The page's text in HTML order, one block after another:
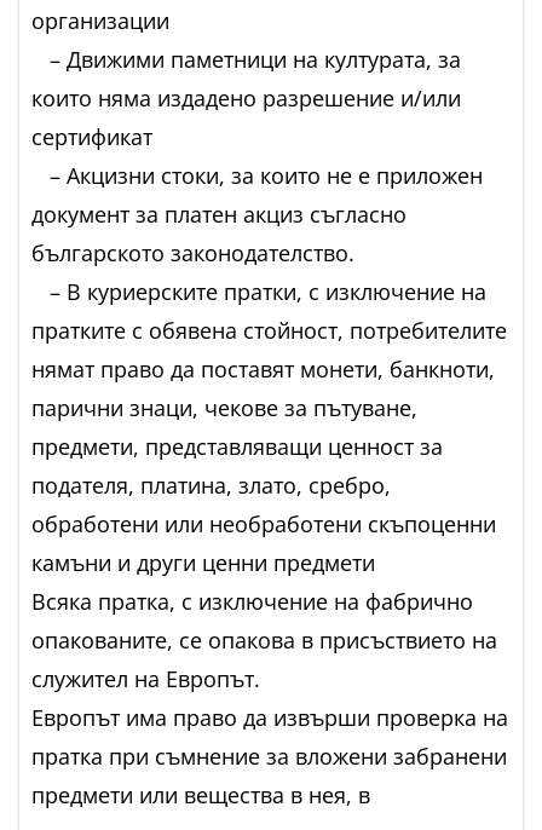
организации
– Движими паметници на културата, за
които няма издадено разрешение и/или
сертификат
– Акцизни стоки, за които не е приложен
документ за платен акциз съгласно
българското законодателство.
– В куриерските пратки, с изключение на
пратките с обявена стойност, потребителите
нямат право да поставят монети, банкноти,
парични знаци, чекове за пътуване,
предмети, представляващи ценност за
подателя, платина, злато, сребро,
обработени или необработени скъпоценни
камъни и други ценни предмети
Всяка пратка, с изключение на фабрично
опакованите, се опакова в присъствието на
служител на Европът.
Европът има право да извърши проверка на
пратка при съмнение за вложени забранени
предмети или вещества в нея, в